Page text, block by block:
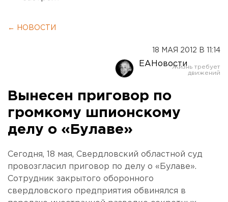
← НОВОСТИ
18 МАЯ 2012 В 11:14
ЕАНовости
Вынесен приговор по
громкому шпионскому
делу о «Булаве»
Сегодня, 18 мая, Свердловский областной суд
провозгласил приговор по делу о «Булаве».
Сотрудник закрытого оборонного
свердловского предприятия обвинялся в